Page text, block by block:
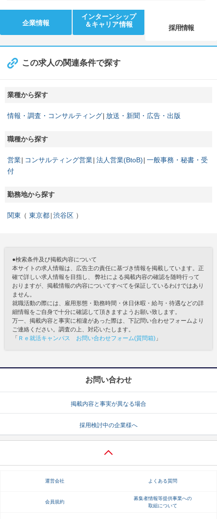
大型クライアントを中心に、Web広告に限らず、オフライン広
告やツールなど提案の幅を広げていきます。マネジメントの課
企業情報
インターンシップ
＆キャリア情報
採用情報
この求人の関連条件で探す
業種から探す
情報・調査・コンサルティング 放送・新聞・広告・出版
職種から探す
営業 コンサルティング営業 法人営業(BtoB) 一般事務・秘書・受
付
勤務地から探す
関東 東京都 渋谷区
●検索条件及び掲載内容について
本サイトの求人情報は、広告主の責任に基づき情報を掲載しています。正
確で詳しい求人情報を目指し、 弊社による掲載内容の確認を随時行って
おりますが、掲載情報の内容についてすべてを保証しているわけではあり
ません。
就職活動の際には、雇用形態・勤務時間・休日休暇・給与・待遇などの詳
細情報をご自身で十分に確認して頂きますようお願い致します。
万一、掲載内容と事実に相違があった際は、下記問い合わせフォームより
ご連絡ください。調査の上、対応いたします。
「 Ｒｅ就活キャンパス お問い合わせフォーム(質問箱) 」
お問い合わせ
掲載内容と事実が異なる場合
採用検討中の企業様へ
運営会社 よくある質問
会員規約
募集者情報等提供事業への
取組について